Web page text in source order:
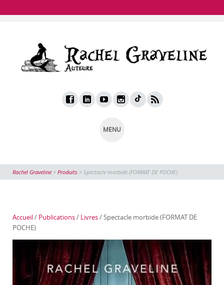
MENU
Rachel Graveline > Produits > Spectacle morbide (FORMAT DE POCHE)
Accueil/ Publications/ Livres/ Spectacle morbide (FORMAT DE
POCHE)